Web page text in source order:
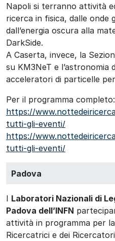
Napoli si terranno attività
ricerca in fisica, dalle onde
dall’energia oscura alla
DarkSide.
A Caserta, invece, la
su KM3NeT e l’astronomia
acceleratori di particelle
Per il programma completo:
https://
tutti-gli-eventi/
https://
tutti-gli-eventi/
Padova
I Laboratori Nazionali di
Padova dell’INFN
attività in programma per
Ricercatrici e dei